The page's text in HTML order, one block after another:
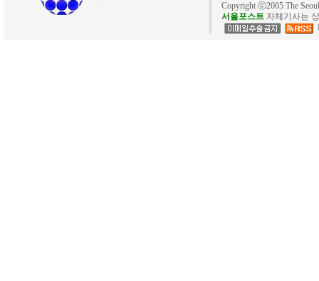
Copyright ⓒ2005 The
서울포스트 자체기사는